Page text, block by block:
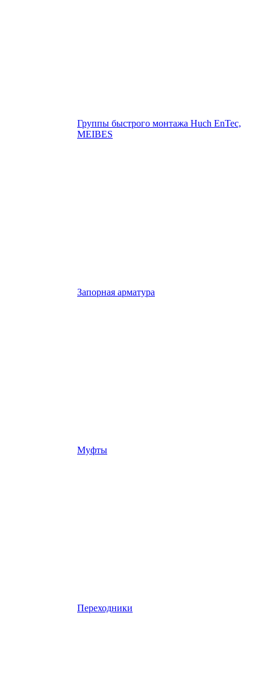
Группы быстрого монтажа Huch EnTec,
MEIBES
Запорная арматура
Муфты
Переходники